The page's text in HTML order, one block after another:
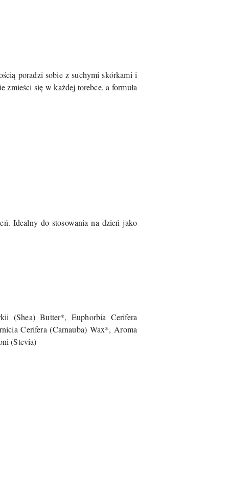
poradzi sobie z suchymi skórkami i
zmieści się w każdej torebce, a formuła
Idealny do stosowania na dzień jako
(Shea) Butter*, Euphorbia Cerifera
Cerifera (Carnauba) Wax*, Aroma
(Stevia)